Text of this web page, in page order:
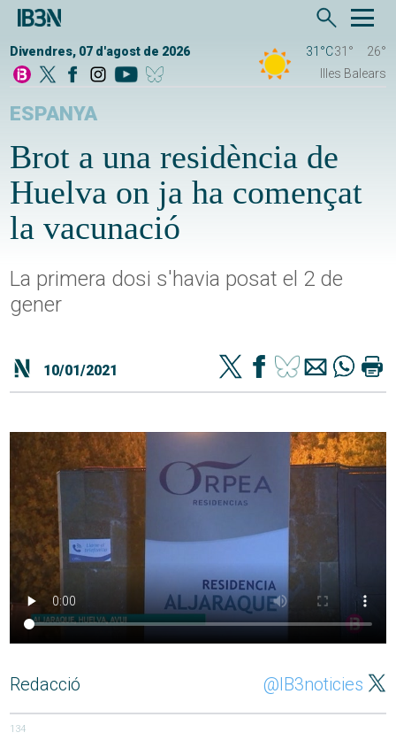
Divendres, 07 d'agost de 2026 31°C31°
26°
Illes Balears
ESPANYA
Brot a una residència de
Huelva on ja ha començat
la vacunació
La primera dosi s'havia posat el 2 de
gener
10/01/2021
Redacció @IB3noticies
134